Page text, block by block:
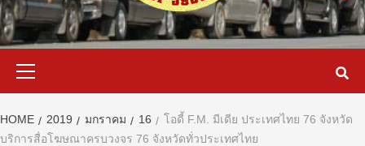
HOME 2019 มกราคม 16
โอดี้ F.M. มีเดีย ประเทศไทย 76 จังหวัด
บริการสื่อโฆษณาครบวงจร 76 จังหวัดทั่วประเทศไทย